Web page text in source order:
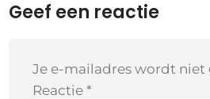
Geef een reactie
Je e-mailadres wordt
Reactie *